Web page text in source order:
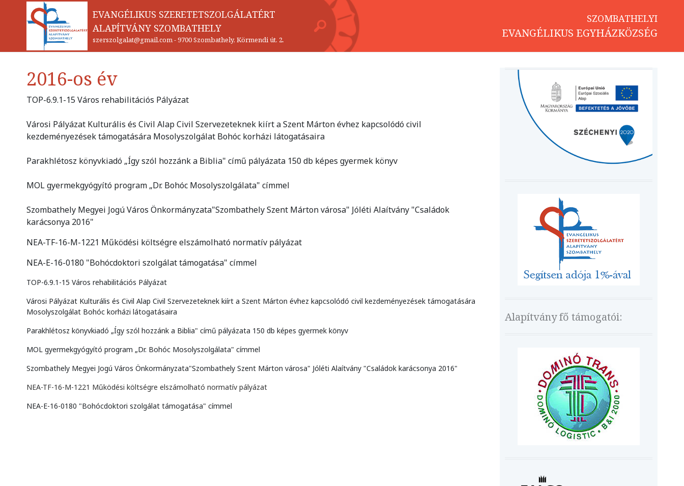
EVANGÉLIKUS SZERETETSZOLGÁLATÉRT
ALAPÍTVÁNY SZOMBATHELY
szerszolgalat@gmail.com-9700 Szombathely, Körmendi út. 2.
SZOMBATHELYI
EVANGÉLIKUS EGYHÁZKÖZSÉG
2016-os év
TOP-6.9.1-15 Város rehabilitációs Pályázat
Városi Pályázat Kulturális és Civil Alap Civil Szervezeteknek kiírt a Szent Márton évhez kapcsolódó civil
kezdeményezések támogatására Mosolyszolgálat Bohóc korházi látogatásaira
Parakhlétosz könyvkiadó „Így szól hozzánk a Biblia" című pályázata 150 db képes gyermek könyv
MOL gyermekgyógyító program „Dr. Bohóc Mosolyszolgálata" címmel
Szombathely Megyei Jogú Város Önkormányzata"Szombathely Szent Márton városa" Jóléti Alaítvány "Családok
karácsonya 2016"
NEA-TF-16-M-1221 Működési költségre elszámolható normatív pályázat
NEA-E-16-0180 "Bohócdoktori szolgálat támogatása" címmel
TOP-6.9.1-15 Város rehabilitációs Pályázat
Városi Pályázat Kulturális és Civil Alap Civil Szervezeteknek kiírt a Szent Márton évhez kapcsolódó civil kezdeményezések támogatására
Mosolyszolgálat Bohóc korházi látogatásaira
Parakhlétosz könyvkiadó „Így szól hozzánk a Biblia" című pályázata 150 db képes gyermek könyv
MOL gyermekgyógyító program „Dr. Bohóc Mosolyszolgálata" címmel
Szombathely Megyei Jogú Város Önkormányzata"Szombathely Szent Márton városa" Jóléti Alaítvány "Családok karácsonya 2016"
NEA-TF-16-M-1221 Működési költségre elszámolható normatív pályázat
NEA-E-16-0180 "Bohócdoktori szolgálat támogatása" címmel
Alapítvány fő támogatói: